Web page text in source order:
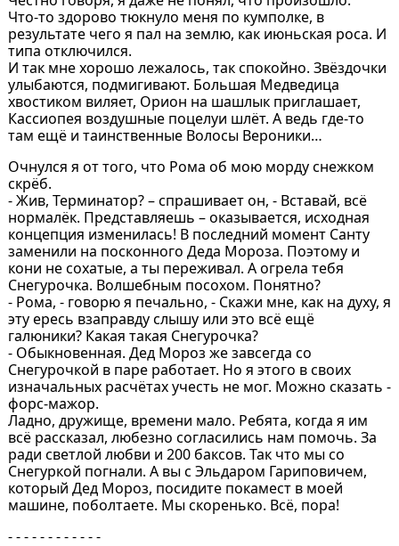
Что-то здорово тюкнуло меня по кумполке, в
результате чего я пал на землю, как июньская роса. И
типа отключился.
И так мне хорошо лежалось, так спокойно. Звёздочки
улыбаются, подмигивают. Большая Медведица
хвостиком виляет, Орион на шашлык приглашает,
Кассиопея воздушные поцелуи шлёт. А ведь где-то
там ещё и таинственные Волосы Вероники…
Очнулся я от того, что Рома об мою морду снежком
скрёб.
- Жив, Терминатор? – спрашивает он, - Вставай, всё
нормалёк. Представляешь – оказывается, исходная
концепция изменилась! В последний момент Санту
заменили на посконного Деда Мороза. Поэтому и
кони не сохатые, а ты переживал. А огрела тебя
Снегурочка. Волшебным посохом. Понятно?
- Рома, - говорю я печально, - Скажи мне, как на духу, я
эту ересь взаправду слышу или это всё ещё
галюники? Какая такая Снегурочка?
- Обыкновенная. Дед Мороз же завсегда со
Снегурочкой в паре работает. Но я этого в своих
изначальных расчётах учесть не мог. Можно сказать -
форс-мажор.
Ладно, дружище, времени мало. Ребята, когда я им
всё рассказал, любезно согласились нам помочь. За
ради светлой любви и 200 баксов. Так что мы со
Снегуркой погнали. А вы с Эльдаром Гариповичем,
который Дед Мороз, посидите покамест в моей
машине, поболтаете. Мы скоренько. Всё, пора!
- - - - - - - - - - - -